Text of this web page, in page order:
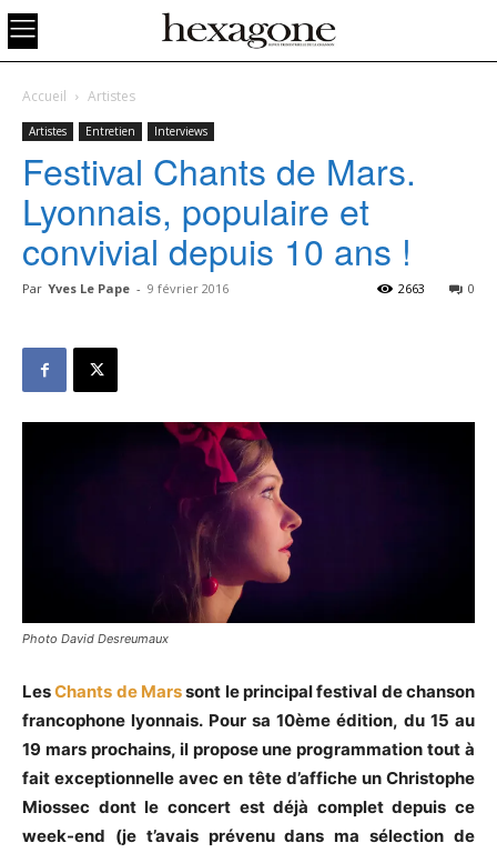
Accueil Artistes
Artistes Entretien Interviews
Festival Chants de Mars.
Lyonnais, populaire et
convivial depuis 10 ans !
Par Yves Le Pape - 9 février 2016 0
2663
Photo David Desreumaux
LesChants de Marssont le principal festival de chanson
francophone lyonnais. Pour sa 10ème édition, du 15 au
19 mars prochains, il propose une programmation tout à
fait exceptionnelle avec en tête d’affiche un Christophe
Miossec dont le concert est déjà complet depuis ce
week-end (je t’avais prévenu dans ma sélection de